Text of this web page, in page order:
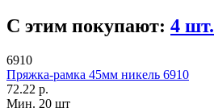
С этим покупают: 4 шт.
6910
Пряжка-рамка 45мм никель 6910
72.22 р.
Мин. 20 шт